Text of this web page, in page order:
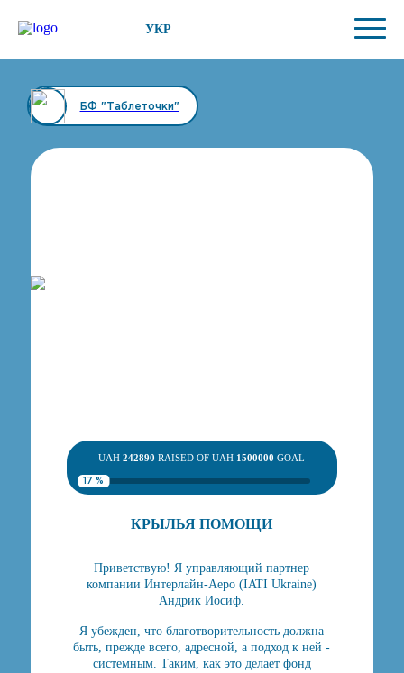
УКР
БФ "Таблеточки"
UAH242890 RAISED OF UAH 1500000 GOAL
17 %
КРЫЛЬЯ ПОМОЩИ
Приветствую! Я управляющий партнер
компании Интерлайн-Аеро (IATI Ukraine)
Андрик Иосиф.
Я убежден, что благотворительность должна
быть, прежде всего, адресной, а подход к ней -
системным. Таким, как это делает фонд